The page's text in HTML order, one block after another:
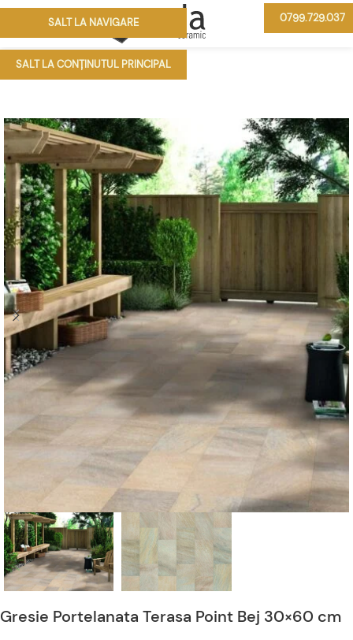
SALT LA NAVIGARE
SALT LA CONȚINUTUL PRINCIPAL
0799.729.037
Gresie Portelanata Terasa Point Bej 30×60 cm